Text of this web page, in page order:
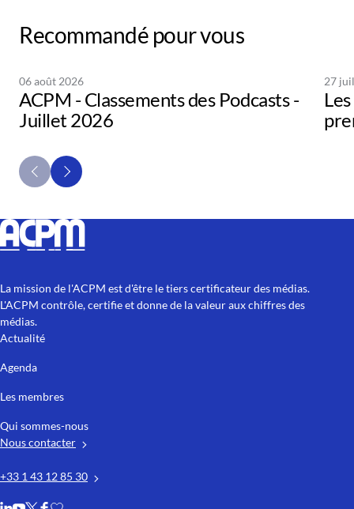
Recommandé pour vous
06 août 2026
ACPM - Classements des Podcasts -
Juillet 2026
27
La mission de l'ACPM est d'être le tiers certificateur des médias.
L'ACPM contrôle, certifie et donne de la valeur aux chiffres des
médias.
Actualité
Agenda
Les membres
Qui sommes-nous
Nous contacter
+33 1 43 12 85 30